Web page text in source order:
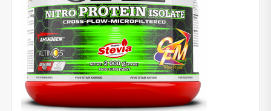
PRENUMERUOTI